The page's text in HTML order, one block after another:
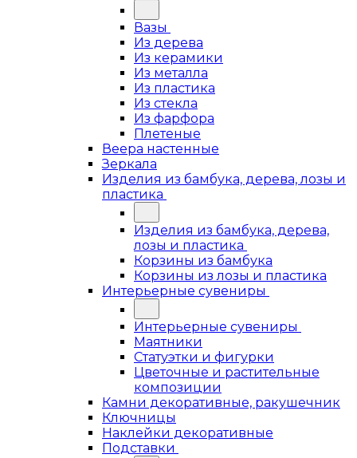
Вазы
Из дерева
Из керамики
Из металла
Из пластика
Из стекла
Из фарфора
Плетеные
Веера настенные
Зеркала
Изделия из бамбука, дерева, лозы и
пластика
Изделия из бамбука, дерева,
лозы и пластика
Корзины из бамбука
Корзины из лозы и пластика
Интерьерные сувениры
Интерьерные сувениры
Маятники
Статуэтки и фигурки
Цветочные и растительные
композиции
Камни декоративные, ракушечник
Ключницы
Наклейки декоративные
Подставки